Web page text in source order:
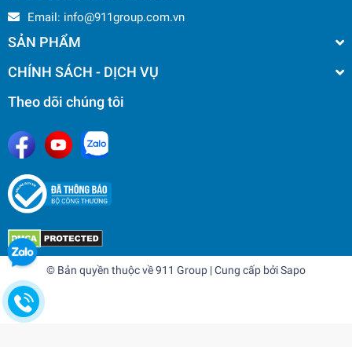
Email: info@911group.com.vn
SẢN PHẨM
CHÍNH SÁCH - DỊCH VỤ
Theo dõi chúng tôi
© Bản quyền thuộc về911 Group | Cung cấp bởiSapo